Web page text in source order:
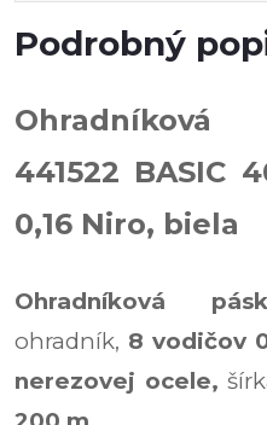
Podrobný
Ohradníková
441522 BASIC
0,16 Niro, biela
Ohradníková
ohradník, 8 vodičov
nerezovej ocele,